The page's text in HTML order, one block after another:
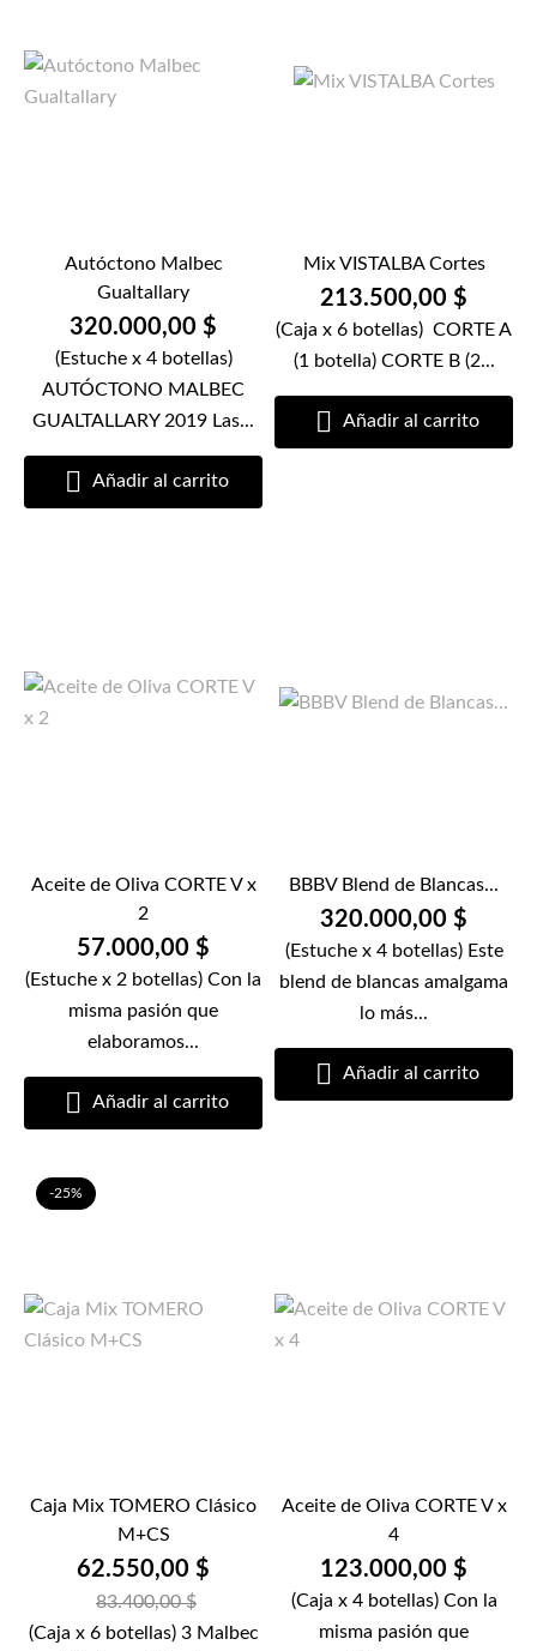
Autóctono Malbec
Gualtallary
320.000,00 $
(Estuche x 4 botellas)
AUTÓCTONO MALBEC
GUALTALLARY 2019 Las...
 Añadir al carrito
Mix VISTALBA Cortes
213.500,00 $
(Caja x 6 botellas) CORTE A
(1 botella) CORTE B (2...
 Añadir al carrito
Aceite de Oliva CORTE V x
2
57.000,00 $
(Estuche x 2 botellas) Con la
misma pasión que
elaboramos...
 Añadir al carrito
BBBV Blend de Blancas...
320.000,00 $
(Estuche x 4 botellas) Este
blend de blancas amalgama
lo más...
 Añadir al carrito
-25%
Caja Mix TOMERO Clásico
M+CS
62.550,00 $
83.400,00 $
(Caja x 6 botellas) 3 Malbec
Aceite de Oliva CORTE V x
4
123.000,00 $
(Caja x 4 botellas) Con la
misma pasión que